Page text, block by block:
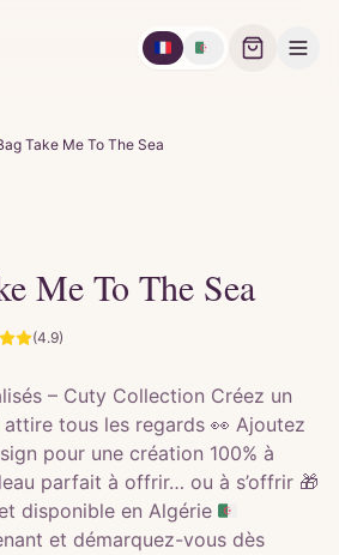
🇫🇷 🇩🇿
Take Me To The Sea
Me To The Sea
(4.9)
– Cuty Collection Créez un
tous les regards 👀 Ajoutez
pour une création 100% à
parfait à offrir… ou à s’offrir 🎁
disponible en Algérie 🇩🇿
et démarquez-vous dès